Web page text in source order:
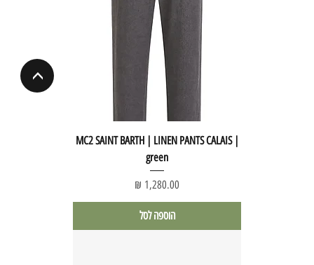
MC2 SAINT BARTH | LINEN PANTS CALAIS |
green
מחיר
הוספה לסל
<